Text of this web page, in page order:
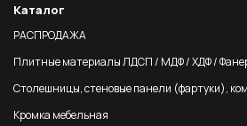
Каталог
РАСПРОДАЖА
Плитные материалы ЛДСП / МДФ / ХДФ /
Столешницы, стеновые панели (фартуки),
Кромка мебельная